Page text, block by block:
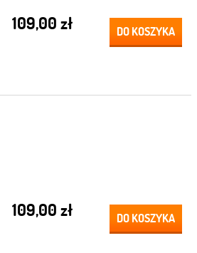
109,00 zł DO KOSZYKA
109,00 zł DO KOSZYKA